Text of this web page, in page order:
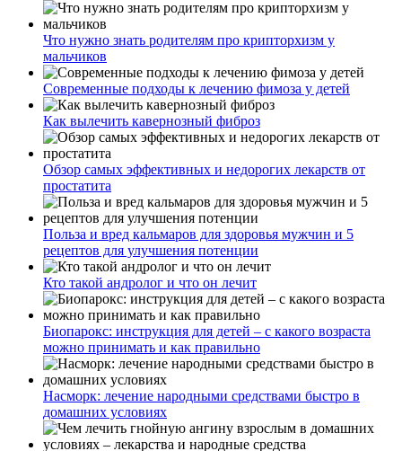
Что нужно знать родителям про крипторхизм у
мальчиков
Современные подходы к лечению фимоза у детей
Как вылечить кавернозный фиброз
Обзор самых эффективных и недорогих лекарств от
простатита
Польза и вред кальмаров для здоровья мужчин и 5
рецептов для улучшения потенции
Кто такой андролог и что он лечит
Биопарокс: инструкция для детей – с какого возраста
можно принимать и как правильно
Насморк: лечение народными средствами быстро в
домашних условиях